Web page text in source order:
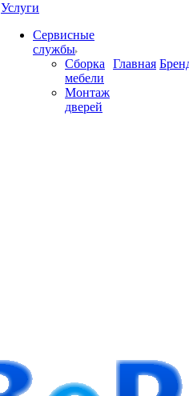
Услуги
Сервисные
службы
Сборка
мебели
Монтаж
дверей
Главная